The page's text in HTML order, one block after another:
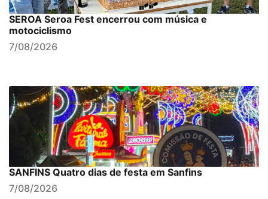
SEROA Seroa Fest encerrou com música e
motociclismo
7/08/2026
SANFINS Quatro dias de festa em Sanfins
7/08/2026